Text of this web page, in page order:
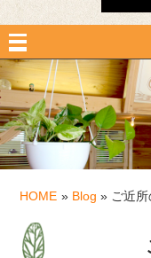
HOME » Blog » ご近所